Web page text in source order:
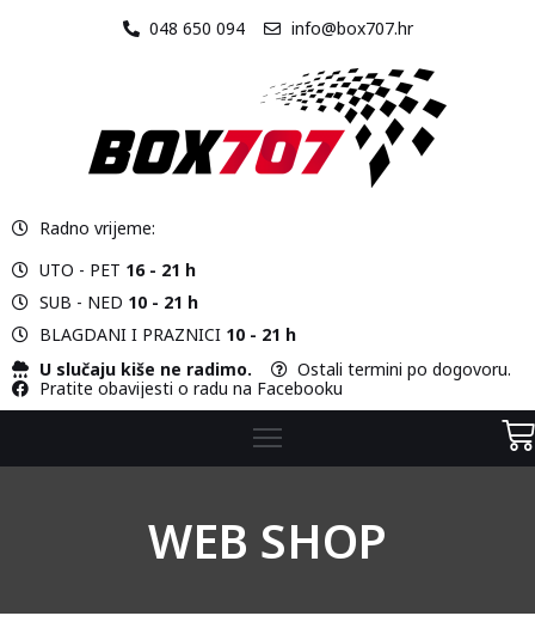
048 650 094 info@box707.hr
Radno vrijeme:
UTO - PET 16 - 21 h
SUB - NED 10 - 21 h
BLAGDANI I PRAZNICI 10 - 21 h
U slučaju kiše ne radimo.
Ostali termini po dogovoru.
Pratite obavijesti o radu na Facebooku
VOZILA
CJENIK
KONTAKT
WEB
WEB SHOP